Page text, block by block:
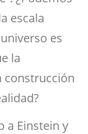
escala
es
la
construcción
a Einstein y